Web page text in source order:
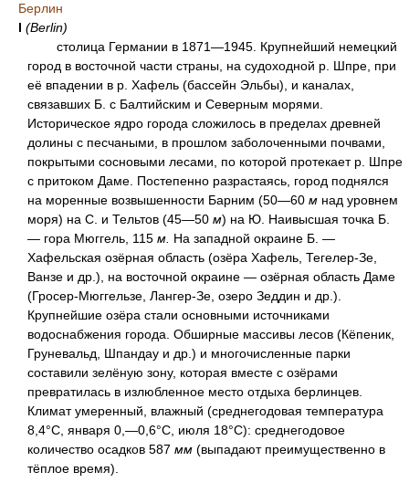
Берлин
I (Berlin)
столица Германии в 1871—1945. Крупнейший немецкий
город в восточной части страны, на судоходной р. Шпре, при
её впадении в р. Хафель (бассейн Эльбы), и каналах,
связавших Б. с Балтийским и Северным морями.
Историческое ядро города сложилось в пределах древней
долины с песчаными, в прошлом заболоченными почвами,
покрытыми сосновыми лесами, по которой протекает р. Шпре
с притоком Даме. Постепенно разрастаясь, город поднялся
на моренные возвышенности Барним (50—60 м над уровнем
моря) на С. и Тельтов (45—50 м) на Ю. Наивысшая точка Б.
— гора Мюггель, 115 м. На западной окраине Б. —
Хафельская озёрная область (озёра Хафель, Тегелер-Зе,
Ванзе и др.), на восточной окраине — озёрная область Даме
(Гросер-Мюггельзе, Лангер-Зе, озеро Зеддин и др.).
Крупнейшие озёра стали основными источниками
водоснабжения города. Обширные массивы лесов (Кёпеник,
Груневальд, Шпандау и др.) и многочисленные парки
составили зелёную зону, которая вместе с озёрами
превратилась в излюбленное место отдыха берлинцев.
Климат умеренный, влажный (среднегодовая температура
8,4°С, января 0,—0,6°С, июля 18°С): среднегодовое
количество осадков 587 мм (выпадают преимущественно в
тёплое время).